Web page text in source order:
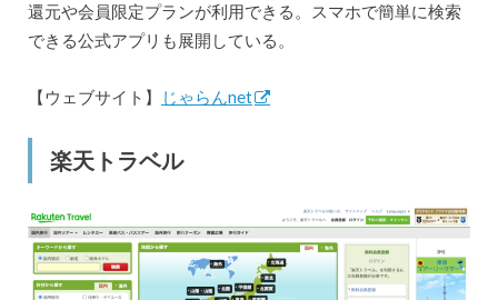
還元や会員限定プランが利用できる。スマホで簡単に検索
できる公式アプリも展開している。
【ウェブサイト】 じゃらんnet
楽天トラベル